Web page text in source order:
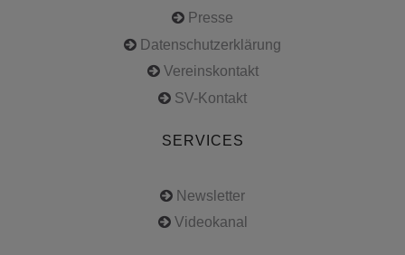
Presse
Datenschutzerklärung
Vereinskontakt
SV-Kontakt
SERVICES
Newsletter
Videokanal